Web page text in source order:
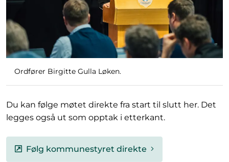
Ordfører Birgitte Gulla Løken.
Du kan følge møtet direkte fra start til slutt her. Det
legges også ut som opptak i etterkant.
Følg kommunestyret direkte